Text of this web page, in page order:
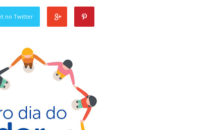
no Twitter